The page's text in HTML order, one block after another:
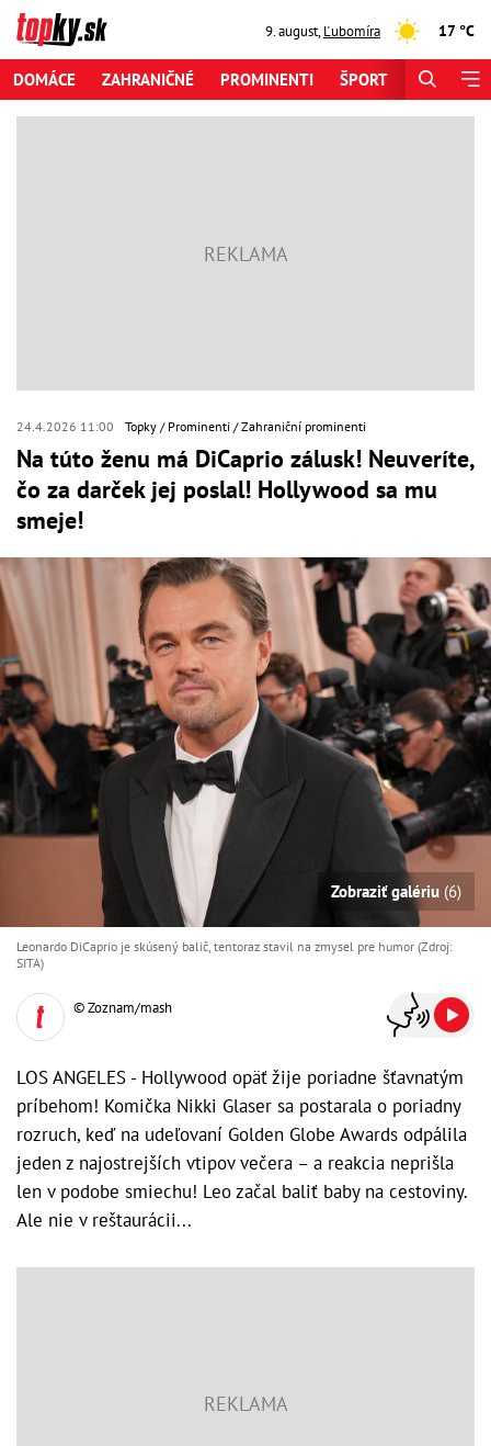
9. august,Ľubomíra 17 °C
DOMÁCE ZAHRANIČNÉ PROMINENTI ŠPORT
24.4.2026 11:00 Topky Prominenti Zahraniční prominenti
Na túto ženu má DiCaprio zálusk! Neuveríte,
čo za darček jej poslal! Hollywood sa mu
smeje!
Zobraziť galériu (6)
Leonardo DiCaprio je skúsený balič, tentoraz stavil na zmysel pre humor (Zdroj:
SITA)
© Zoznam/mash
LOS ANGELES - Hollywood opäť žije poriadne šťavnatým
príbehom! Komička Nikki Glaser sa postarala o poriadny
rozruch, keď na udeľovaní Golden Globe Awards odpálila
jeden z najostrejších vtipov večera – a reakcia neprišla
len v podobe smiechu! Leo začal baliť baby na cestoviny.
Ale nie v reštaurácii...